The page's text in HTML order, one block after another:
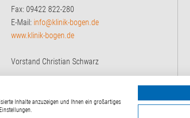
Inhalte anzuzeigen und Ihnen ein großartiges
Fax: 09422 822-280
E-Mail: info@klinik-bogen.de
www.klinik-bogen.de
Vorstand Christian Schwarz
Bogen